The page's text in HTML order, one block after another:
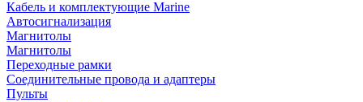
Кабель и комплектующие Marine
Автосигнализация
Магнитолы
Магнитолы
Переходные рамки
Соединительные провода и адаптеры
Пульты